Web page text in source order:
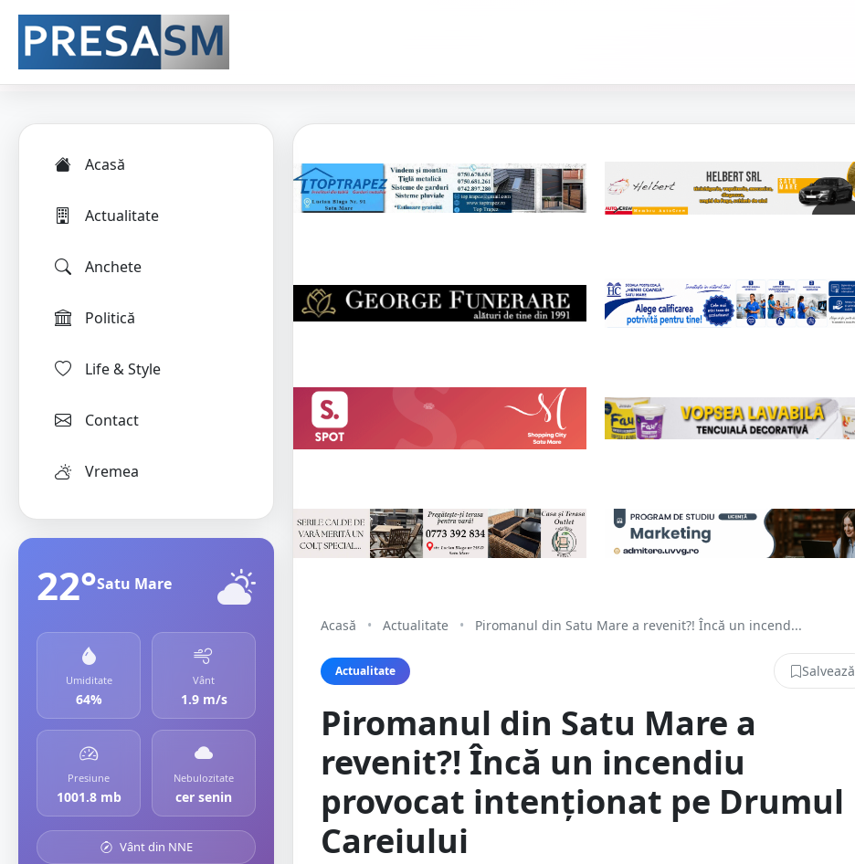
Acasă
Actualitate
Anchete
Politică
Life & Style
Contact
Vremea
22°Satu Mare
Umiditate
64%
Vânt
1.9 m/s
Presiune
1001.8 mb
Nebulozitate
cer senin
Vânt din NNE
Acasă • Actualitate • Piromanul din Satu Mare a revenit?! Încă un incend...
Actualitate Salvează
Piromanul din Satu Mare a
revenit?! Încă un incendiu
provocat intenționat pe Drumul
Careiului